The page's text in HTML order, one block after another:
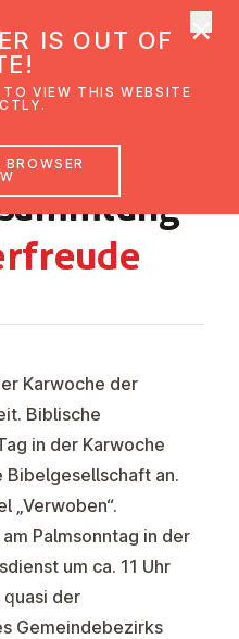
OSTERN 2024
Karwoche der
Biblische
in der Karwoche
an.
„Verwoben“.
Palmsonntag in der
um ca. 11 Uhr
quasi der
Gemeindebezirks
IS OUT OF
VIEW THIS WEBSITE
×